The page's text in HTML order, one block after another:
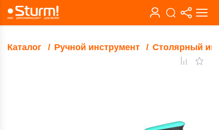
Каталог Ручной инструмент Столярный